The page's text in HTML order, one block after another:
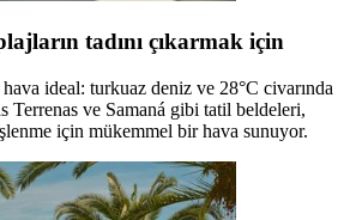
tadını çıkarmak için
ideal: turkuaz deniz ve 28°C civarında
Terrenas ve Samaná gibi tatil beldeleri,
için mükemmel bir hava sunuyor.